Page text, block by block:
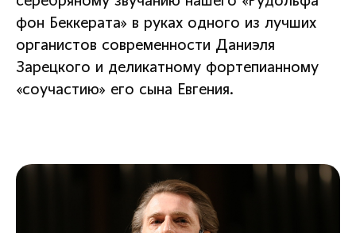
фон Беккерата» в руках одного из лучших
органистов современности Даниэля
Зарецкого и деликатному фортепианному
«соучастию» его сына Евгения.